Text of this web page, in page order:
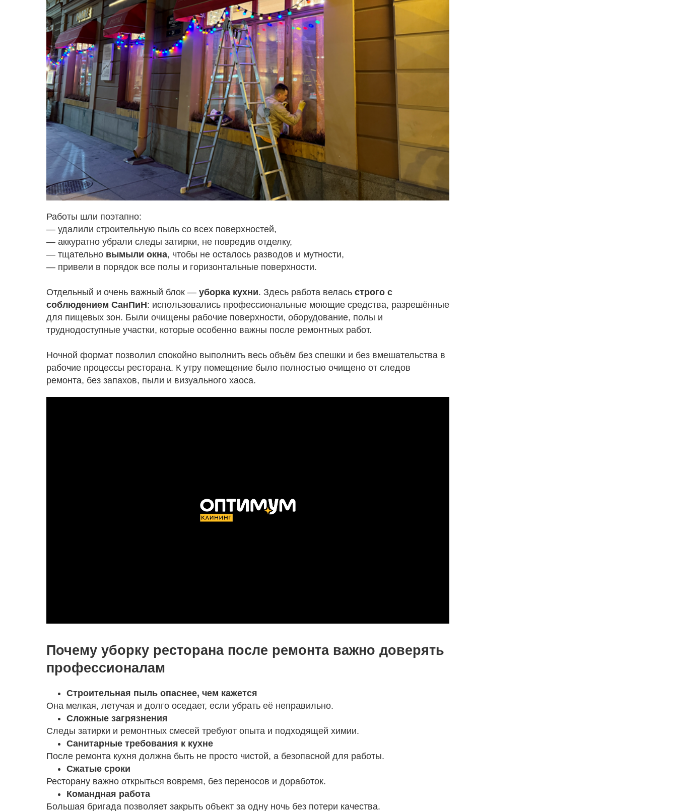
Работы шли поэтапно:
— удалили строительную пыль со всех поверхностей,
— аккуратно убрали следы затирки, не повредив отделку,
— тщательно вымыли окна, чтобы не осталось разводов и мутности,
— привели в порядок все полы и горизонтальные поверхности.
Отдельный и очень важный блок — уборка кухни. Здесь работа велась строго с
соблюдением СанПиН: использовались профессиональные моющие средства, разрешённые
для пищевых зон. Были очищены рабочие поверхности, оборудование, полы и
труднодоступные участки, которые особенно важны после ремонтных работ.
Ночной формат позволил спокойно выполнить весь объём без спешки и без вмешательства в
рабочие процессы ресторана. К утру помещение было полностью очищено от следов
ремонта, без запахов, пыли и визуального хаоса.
Почему уборку ресторана после ремонта важно доверять
профессионалам
Строительная пыль опаснее, чем кажется
Она мелкая, летучая и долго оседает, если убрать её неправильно.
Сложные загрязнения
Следы затирки и ремонтных смесей требуют опыта и подходящей химии.
Санитарные требования к кухне
После ремонта кухня должна быть не просто чистой, а безопасной для работы.
Сжатые сроки
Ресторану важно открыться вовремя, без переносов и доработок.
Командная работа
Большая бригада позволяет закрыть объект за одну ночь без потери качества.